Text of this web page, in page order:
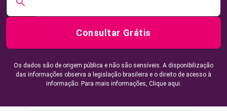
Consultar Grátis
Os dados são de origem pública e não são sensíveis. A disponibilização
das informações observa a legislação brasileira e o direito de acesso à
informação. Para mais informações, Clique aqui.